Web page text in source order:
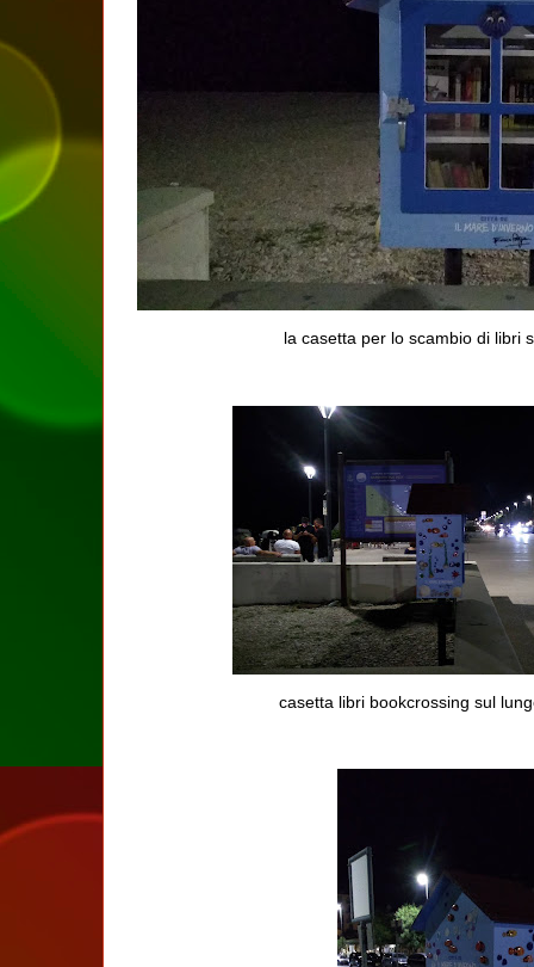
la casetta per lo scambio di libri
casetta libri bookcrossing sul